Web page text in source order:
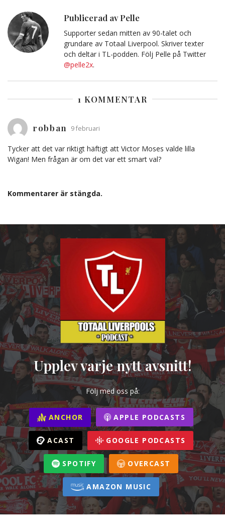
Publicerad av Pelle
Supporter sedan mitten av 90-talet och
grundare av Totaal Liverpool. Skriver texter
och deltar i TL-podden. Följ Pelle på Twitter
@pelle2x.
1 KOMMENTAR
robban 9 februari
Tycker att det var riktigt häftigt att Victor Moses valde lilla
Wigan! Men frågan är om det var ett smart val?
Kommentarer är stängda.
Upplev varje nytt avsnitt!
Följ med oss på:
ANCHOR APPLE PODCASTS
ACAST GOOGLE PODCASTS
SPOTIFY OVERCAST
AMAZON MUSIC